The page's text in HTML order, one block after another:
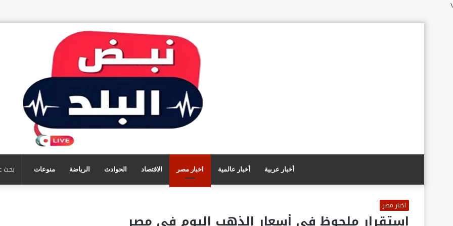
\
أخبار عربية أخبار عالمية اخبار مصر الاقتصاد الحوادث الرياضة منوعات
اخبار مصر